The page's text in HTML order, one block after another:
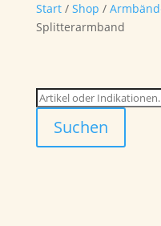
Start/ Shop /
Splitterarmband
Suchen